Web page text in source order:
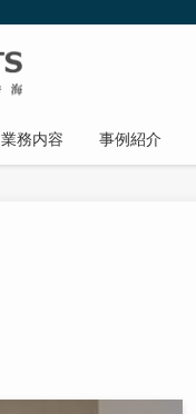
業務内容 事例紹介